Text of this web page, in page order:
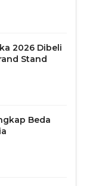
2026 Dibeli
Stand
Beda